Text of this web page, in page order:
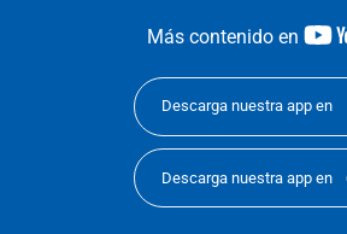
Más contenido en
Descarga nuestra app en
Descarga nuestra app en